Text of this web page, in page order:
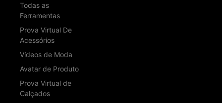
Todas as
Ferramentas
Prova Virtual De
Acessórios
Vídeos de Moda
Avatar de Produto
Prova Virtual de
Calçados